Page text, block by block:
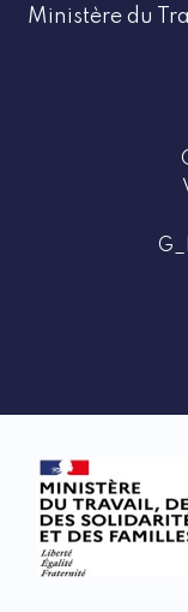
Ministère du